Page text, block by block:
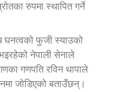
रुपमा स्थापित गर्ने
घनत्वको फुजी स्याउको
नेपाली सेनाले
गणपति रविन थापाले
जोडिएको बताउँछन्।